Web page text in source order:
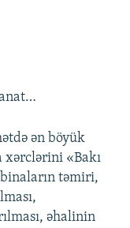
ən böyük
xərclərini «Bakı
təmiri,
əhalinin